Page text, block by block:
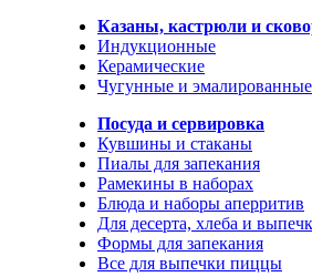
Казаны, кастрюли и
Индукционные
Керамические
Чугунные и эмалированные
Посуда и сервировка
Кувшины и стаканы
Пиалы для запекания
Рамекины в наборах
Блюда и наборы аперритив
Для десерта, хлеба и
Формы для запекания
Все для выпечки пиццы